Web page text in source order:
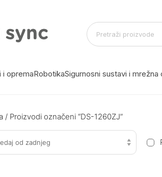
i opremaRobotikaSigurnosni sustavi i mrežna
/ Proizvodi označeni “DS-1260ZJ”
od zadnjeg